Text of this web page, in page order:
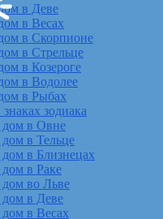
в Деве
в Весах
в Скорпионе
в Стрельце
в Козероге
в Водолее
в Рыбах
зодиака
дом в Овне
в Тельце
в Близнецах
в Раке
дом во Льве
дом в Деве
в Весах